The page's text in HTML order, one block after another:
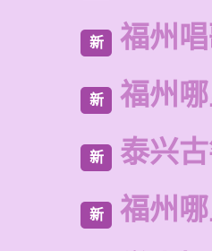
新 福州
新 福州
新 泰兴古
新 福州